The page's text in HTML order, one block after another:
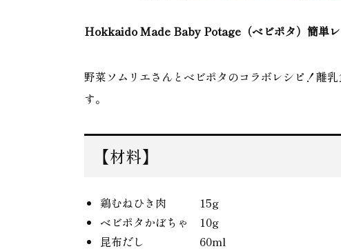
Hokkaido Made Baby Potage（ベビポタ）簡単
野菜ソムリエさんとベビポタのコラボレシピ！離
す。
【材料】
鶏むねひき肉 15g
ベビポタかぼちゃ 10g
昆布だし 60ml